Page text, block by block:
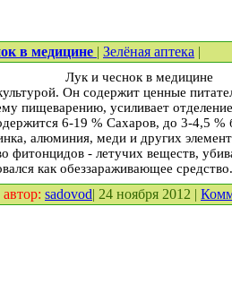
в медицине | Зелёная аптека |
Лук и чеснок в медицине
Он содержит ценные
пищеварению, усиливает
6-19 % Сахаров, до 3-4,5
алюминия, меди и других
фитонцидов - летучих веществ,
как обеззараживающее средство.
автор: sadovod| 24 ноября 2012 |